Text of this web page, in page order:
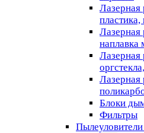
Лазерная
Лазерная
наплавка
Лазерная
Лазерная
Блоки
Фильтры
Пылеуловители